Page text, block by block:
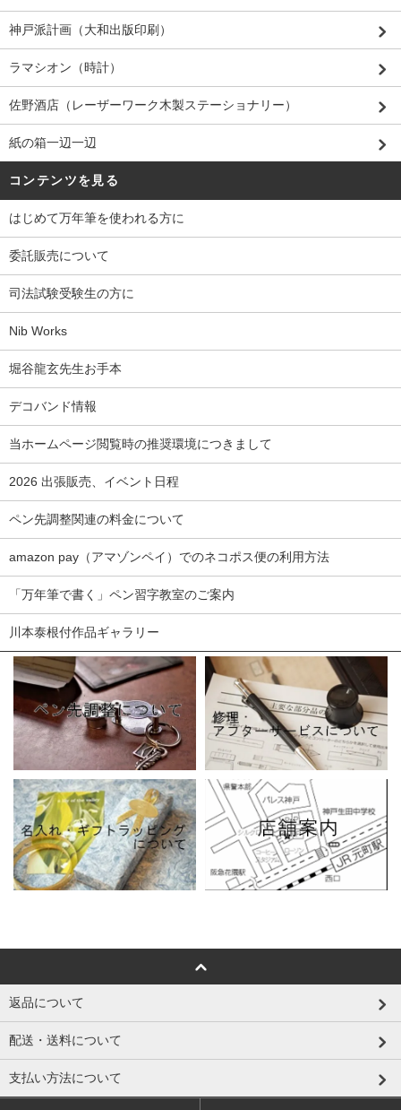
神戸派計画（大和出版印刷）
ラマシオン（時計）
佐野酒店（レーザーワーク木製ステーショナリー）
紙の箱一辺一辺
コンテンツを見る
はじめて万年筆を使われる方に
委託販売について
司法試験受験生の方に
Nib Works
堀谷龍玄先生お手本
デコバンド情報
当ホームページ閲覧時の推奨環境につきまして
2026 出張販売、イベント日程
ペン先調整関連の料金について
amazon pay（アマゾンペイ）でのネコポス便の利用方法
「万年筆で書く」ペン習字教室のご案内
川本泰根付作品ギャラリー
返品について
配送・送料について
支払い方法について